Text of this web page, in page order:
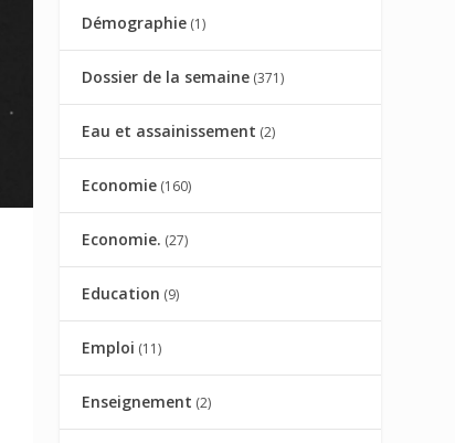
Démographie (1)
Dossier de la semaine (371)
Eau et assainissement (2)
Economie (160)
Economie. (27)
Education (9)
Emploi (11)
Enseignement (2)